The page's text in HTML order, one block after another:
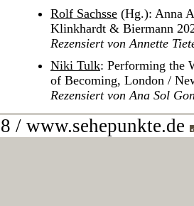
Rolf Sachsse (Hg.): Anna
Klinkhardt & Biermann
Rezensiert von Annette
Niki Tulk: Performing the
of Becoming, London /
Rezensiert von Ana Sol
/ www.sehepunkte.de